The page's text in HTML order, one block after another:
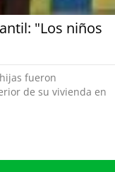
"Los niños
fueron
de su vivienda en